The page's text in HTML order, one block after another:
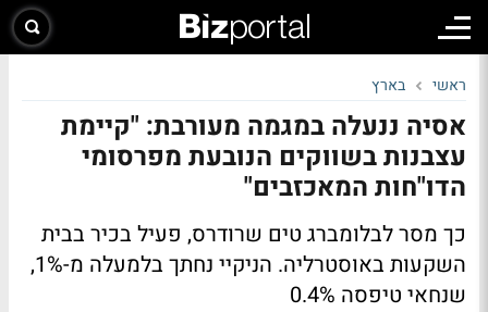
ראשי בארץ
אסיה ננעלה במגמה מעורבת: "קיימת
עצבנות בשווקים הנובעת מפרסומי
הדו"חות המאכזבים"
כך מסר לבלומברג טים שרודרס, פעיל בכיר בבית
השקעות באוסטרליה. הניקיי נחתך בלמעלה מ-1%,
שנחאי טיפסה 0.4%